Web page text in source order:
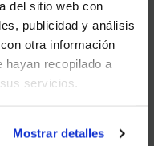
del sitio web con
publicidad y análisis
otra información
hayan recopilado a
servicios.
Mostrar detalles
“Confidence
instead?
SITE